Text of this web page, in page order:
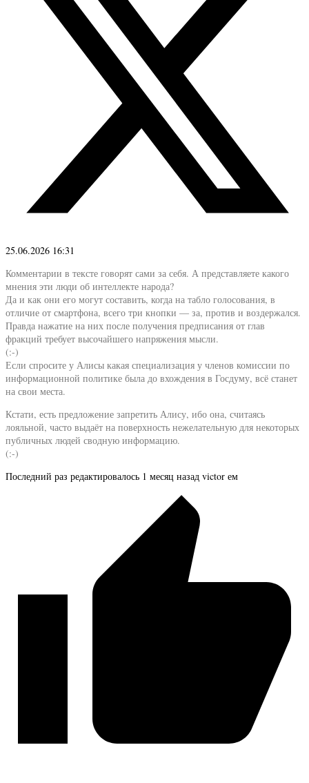
25.06.2026 16:31
Комментарии в тексте говорят сами за себя. А представляете какого
мнения эти люди об интеллекте народа?
Да и как они его могут составить, когда на табло голосования, в
отличие от смартфона, всего три кнопки — за, против и воздержался.
Правда нажатие на них после получения предписания от глав
фракций требует высочайшего напряжения мысли.
(:-)
Если спросите у Алисы какая специализация у членов комиссии по
информационной политике была до вхождения в Госдуму, всё станет
на свои места.
Кстати, есть предложение запретить Алису, ибо она, считаясь
лояльной, часто выдаёт на поверхность нежелательную для некоторых
публичных людей сводную информацию.
(:-)
Последний раз редактировалось 1 месяц назад victor ем